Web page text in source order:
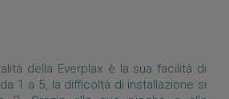
della Everplax è la sua facilità di
1 a 5, la difficoltà di installazione si